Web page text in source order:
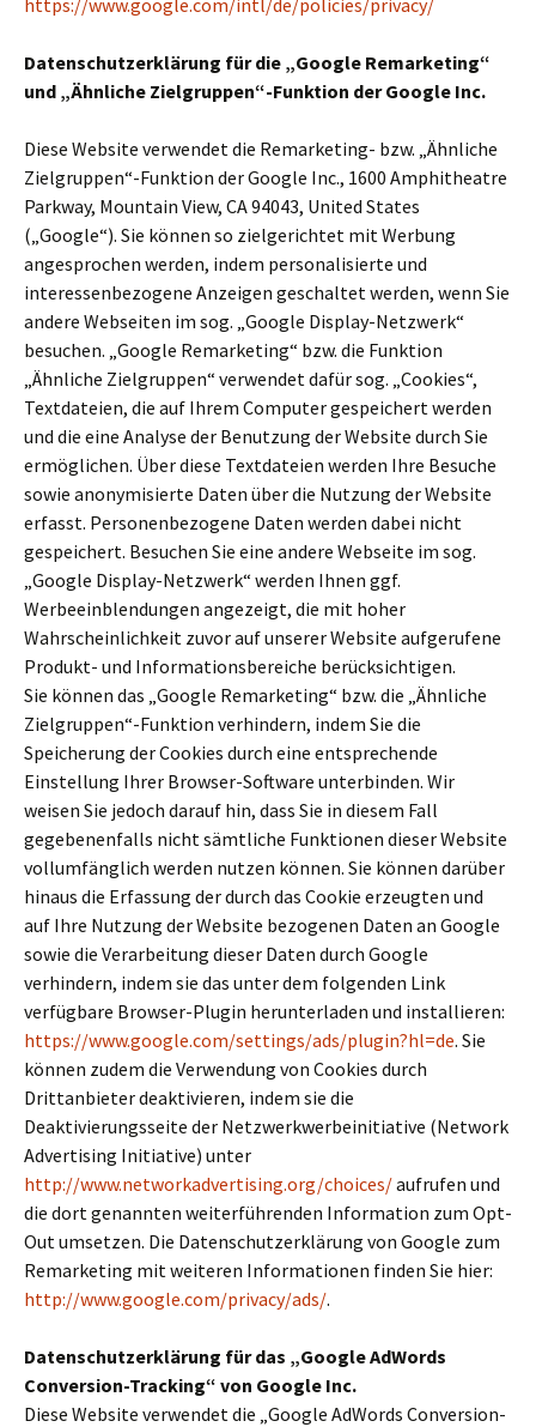
https://www.google.com/intl/de/policies/privacy/
Datenschutzerklärung für die „Google Remarketing“
und „Ähnliche Zielgruppen“-Funktion der Google Inc.
Diese Website verwendet die Remarketing- bzw. „Ähnliche
Zielgruppen“-Funktion der Google Inc., 1600 Amphitheatre
Parkway, Mountain View, CA 94043, United States
(„Google“). Sie können so zielgerichtet mit Werbung
angesprochen werden, indem personalisierte und
interessenbezogene Anzeigen geschaltet werden, wenn Sie
andere Webseiten im sog. „Google Display-Netzwerk“
besuchen. „Google Remarketing“ bzw. die Funktion
„Ähnliche Zielgruppen“ verwendet dafür sog. „Cookies“,
Textdateien, die auf Ihrem Computer gespeichert werden
und die eine Analyse der Benutzung der Website durch Sie
ermöglichen. Über diese Textdateien werden Ihre Besuche
sowie anonymisierte Daten über die Nutzung der Website
erfasst. Personenbezogene Daten werden dabei nicht
gespeichert. Besuchen Sie eine andere Webseite im sog.
„Google Display-Netzwerk“ werden Ihnen ggf.
Werbeeinblendungen angezeigt, die mit hoher
Wahrscheinlichkeit zuvor auf unserer Website aufgerufene
Produkt- und Informationsbereiche berücksichtigen.
Sie können das „Google Remarketing“ bzw. die „Ähnliche
Zielgruppen“-Funktion verhindern, indem Sie die
Speicherung der Cookies durch eine entsprechende
Einstellung Ihrer Browser-Software unterbinden. Wir
weisen Sie jedoch darauf hin, dass Sie in diesem Fall
gegebenenfalls nicht sämtliche Funktionen dieser Website
vollumfänglich werden nutzen können. Sie können darüber
hinaus die Erfassung der durch das Cookie erzeugten und
auf Ihre Nutzung der Website bezogenen Daten an Google
sowie die Verarbeitung dieser Daten durch Google
verhindern, indem sie das unter dem folgenden Link
verfügbare Browser-Plugin herunterladen und installieren:
https://www.google.com/settings/ads/plugin?hl=de. Sie
können zudem die Verwendung von Cookies durch
Drittanbieter deaktivieren, indem sie die
Deaktivierungsseite der Netzwerkwerbeinitiative (Network
Advertising Initiative) unter
http://www.networkadvertising.org/choices/aufrufen und
die dort genannten weiterführenden Information zum Opt-
Out umsetzen. Die Datenschutzerklärung von Google zum
Remarketing mit weiteren Informationen finden Sie hier:
http://www.google.com/privacy/ads/.
Datenschutzerklärung für das „Google AdWords
Conversion-Tracking“ von Google Inc.
Diese Website verwendet die „Google AdWords Conversion-